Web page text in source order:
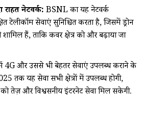
नेटवर्क: BSNL का यह नेटवर्क
टेलीकॉम सेवाएं सुनिश्चित करता है, जिसमें ड्रोन
हैं, ताकि कवर क्षेत्र को और बढ़ाया जा
4G और उससे भी बेहतर सेवाएं उपलब्ध कराने के
तक यह सेवा सभी क्षेत्रों में उपलब्ध होगी,
तेज़ और विश्वसनीय इंटरनेट सेवा मिल सकेगी.